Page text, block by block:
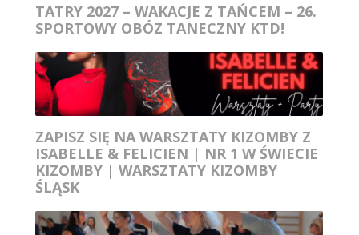
TATRY 2027 – WAKACJE Z TAŃCEM – 26.
SPORTOWY OBÓZ TANECZNY KTD!
ZAPISZ SIĘ NA WARSZTATY KIZOMBY Z
ISABELLE & FELICIEN | NR 1 W ŚWIECIE
KIZOMBY | WARSZTATY KIZOMBY
ŚLĄSK